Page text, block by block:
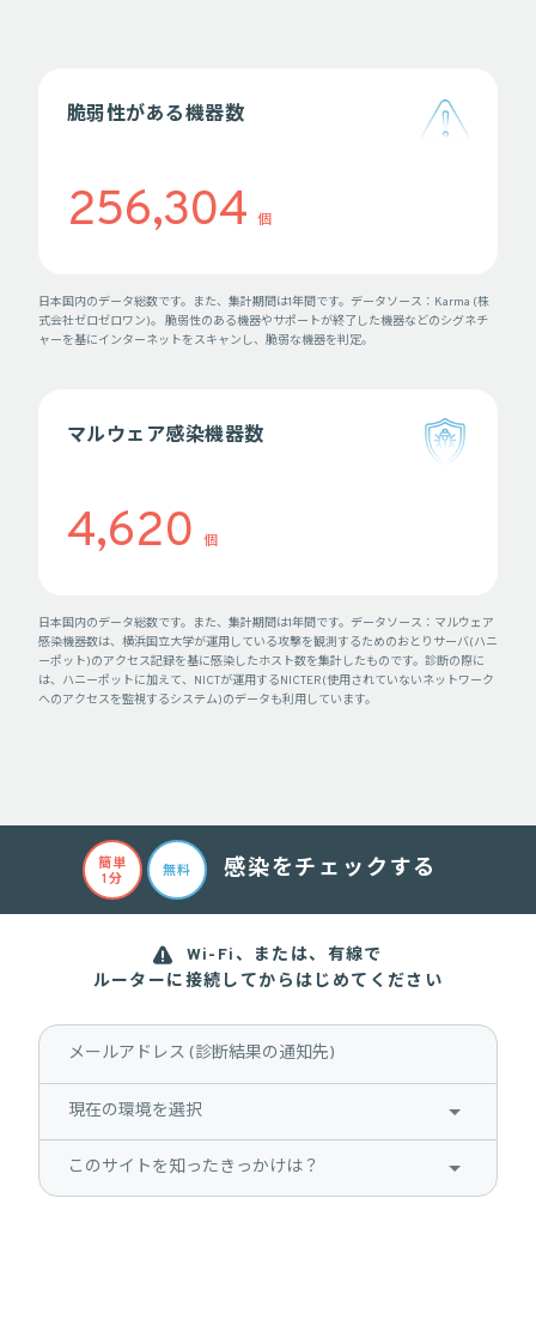
脆弱性がある機器数
256,304 個
日本国内のデータ総数です。また、集計期間は1年間です。データソース：Karma (株
式会社ゼロゼロワン)。 脆弱性のある機器やサポートが終了した機器などのシグネチ
ャーを基にインターネットをスキャンし、脆弱な機器を判定。
マルウェア感染機器数
4,620 個
日本国内のデータ総数です。また、集計期間は1年間です。データソース：マルウェア
感染機器数は、横浜国立大学が運用している攻撃を観測するためのおとりサーバ(ハニ
ーポット)のアクセス記録を基に感染したホスト数を集計したものです。診断の際に
は、ハニーポットに加えて、NICTが運用するNICTER(使用されていないネットワーク
へのアクセスを監視するシステム)のデータも利用しています。
簡単
1分
無料 感染をチェックする
Wi-Fi、または、有線で
ルーターに接続してからはじめてください